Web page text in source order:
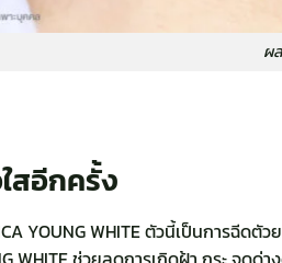
ผ
สอีกครั้ง
YOUNG WHITE ตัวนี้เป็นการฉีด